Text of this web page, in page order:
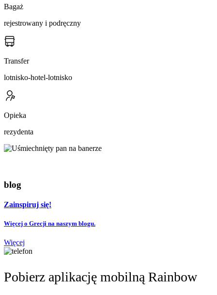
Bagaż
rejestrowany i podręczny
Transfer
lotnisko-hotel-lotnisko
Opieka
rezydenta
blog
Zainspiruj się!
Więcej o Grecji na naszym blogu.
Więcej
Pobierz aplikację mobilną Rainbow